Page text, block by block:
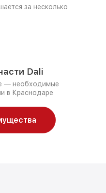
за несколько
Dali
— необходимые
в Краснодаре